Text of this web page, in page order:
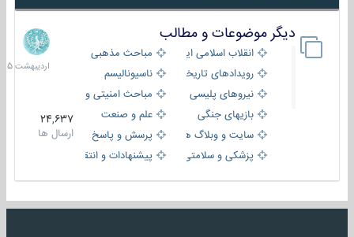
دیگر موضوعات و مطالب
انقلاب اسلامی ایران
مباحث مذهبی
رویدادهای تاریخی و مذهبیناسیونالیسم
نیروهای پلیسی
مباحث امنیتی و اطلاعاتی
بازیهای جنگی
علم و صنعت
سایت و وبلاگ ها
پرسش و پاسخ
پزشکی و سلامتی
پیشنهادات و انتقادات
24,637
ارسال ها
8
1405